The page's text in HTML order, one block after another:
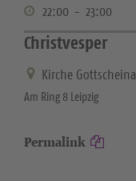
22:00 - 23:00
Christvesper
Kirche Gottscheina
Am Ring 8 Leipzig
Permalink